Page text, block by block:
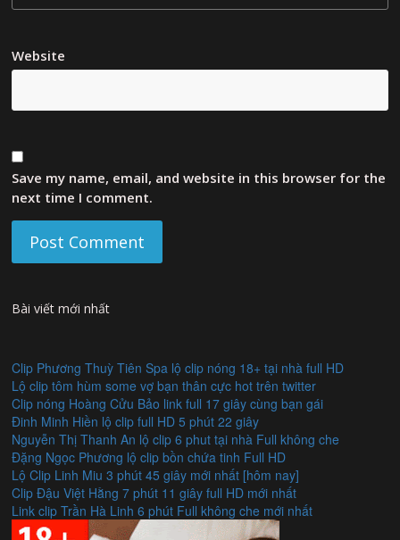
Website
Save my name, email, and website in this browser for the
next time I comment.
Bài viết mới nhất
Clip Phương Thuỳ Tiên Spa lộ clip nóng 18+ tại nhà full HD
Lộ clip tôm hùm some vợ bạn thân cực hot trên twitter
Clip nóng Hoàng Cửu Bảo link full 17 giây cùng bạn gái
Đinh Minh Hiền lộ clip full HD 5 phút 22 giây
Nguyễn Thị Thanh An lộ clip 6 phut tại nhà Full không che
Đặng Ngọc Phương lộ clip bồn chứa tinh Full HD
Lộ Clip Linh Miu 3 phút 45 giây mới nhất [hôm nay]
Clip Đậu Việt Hằng 7 phút 11 giây full HD mới nhất
Link clip Trần Hà Linh 6 phút Full không che mới nhất